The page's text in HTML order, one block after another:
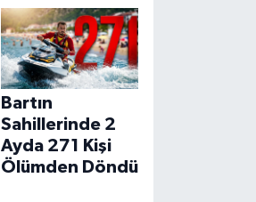
Bartın
Sahillerinde 2
Ayda 271 Kişi
Ölümden Döndü